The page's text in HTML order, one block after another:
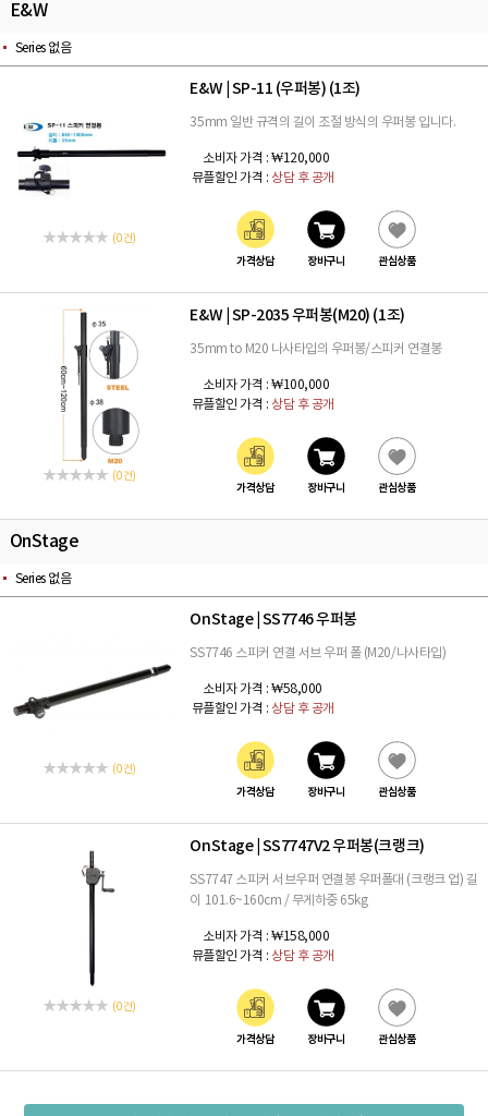
E&W
Series 없음
(0 건)
E&W SP-11 (우퍼봉) (1조)
35mm 일반 규격의 길이 조절 방식의 우퍼봉 입니다.
소비자 가격 : ₩120,000
뮤플할인 가격 : 상담 후 공개
가격상담 장바구니 관심상품
(0 건)
E&W SP-2035 우퍼봉(M20) (1조)
35mm to M20 나사타입의 우퍼봉/스피커 연결봉
소비자 가격 : ₩100,000
뮤플할인 가격 : 상담 후 공개
가격상담 장바구니 관심상품
OnStage
Series 없음
(0 건)
OnStage SS7746 우퍼봉
SS7746 스피커 연결 서브 우퍼 폴 (M20/나사타입)
소비자 가격 : ₩58,000
뮤플할인 가격 : 상담 후 공개
가격상담 장바구니 관심상품
(0 건)
OnStage SS7747V2 우퍼봉(크랭크)
SS7747 스피커 서브우퍼 연결봉 우퍼폴대 (크랭크 업) 길
이 101.6~160cm / 무게하중 65kg
소비자 가격 : ₩158,000
뮤플할인 가격 : 상담 후 공개
가격상담 장바구니 관심상품